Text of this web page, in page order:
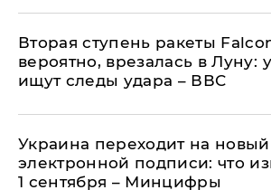
Вторая ступень ракеты
вероятно, врезалась в Луну:
ищут следы удара – ВВС
Украина переходит на новый
электронной подписи: что
1 сентября – Минцифры